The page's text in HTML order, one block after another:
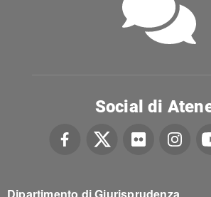
Dipartimento di Giurisprudenza
Social di